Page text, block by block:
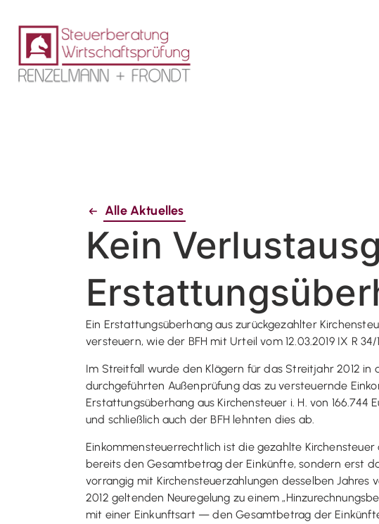
Alle Aktuelles
Kein
Ein Erstattungsüberhang aus zurückgezahlter
versteuern, wie der BFH mit Urteil vom 12.03.2019 IX R
Im Streitfall wurde den Klägern für das Streitjahr 2012
durchgeführten Außenprüfung das zu versteuernde
Erstattungsüberhang aus Kirchensteuer i. H. von
und schließlich auch der BFH lehnten dies ab.
Einkommensteuerrechtlich ist die gezahlte
bereits den Gesamtbetrag der Einkünfte, sondern erst
vorrangig mit Kirchensteuerzahlungen desselben
2012 geltenden Neuregelung zu einem
mit einer Einkunftsart — den Gesamtbetrag der